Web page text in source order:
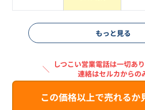
もっと見る
＼ しつこい営業電話は一切あり
連絡はセルカからの
この価格以上で売れるか